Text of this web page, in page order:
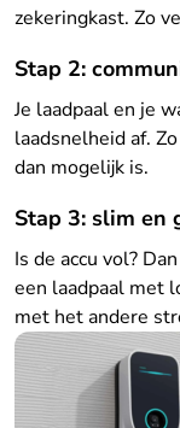
zekeringkast. Zo
Stap 2:
Je laadpaal en je
laadsnelheid af.
dan mogelijk is.
Stap 3: slim en
Is de accu vol?
een laadpaal met
met het andere